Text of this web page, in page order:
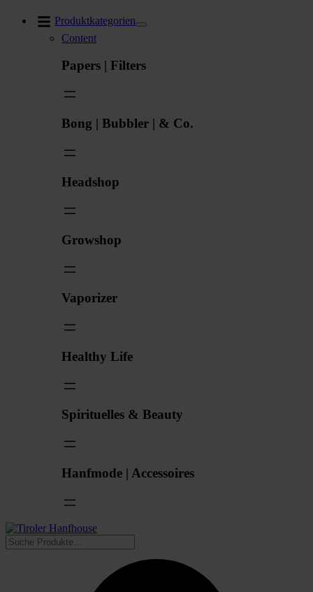
Produktkategorien
Content
Papers | Filters
Bong | Bubbler | & Co.
Headshop
Growshop
Vaporizer
Healthy Life
Spirituelles & Beauty
Hanfmode | Accessoires
Suchen